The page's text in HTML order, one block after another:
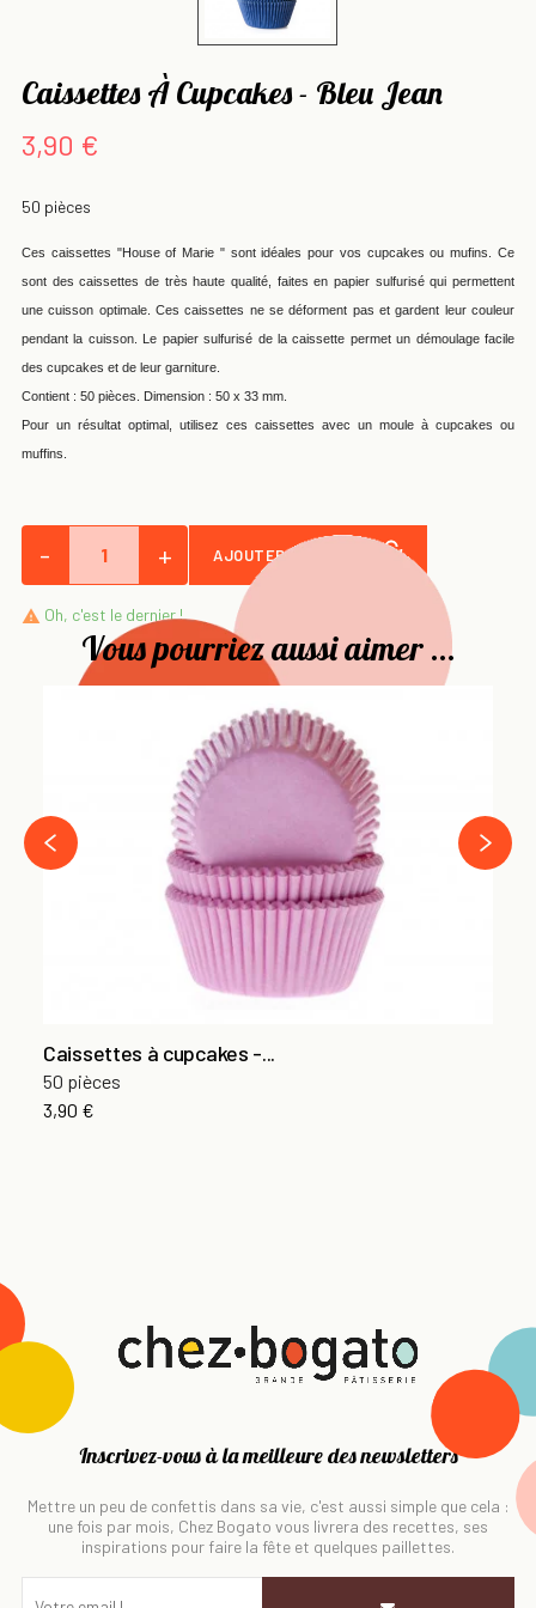
Caissettes À Cupcakes - Bleu Jean
3,90 €
50 pièces
Ces caissettes "House of Marie " sont idéales pour vos cupcakes ou mufins. Ce
sont des caissettes de très haute qualité, faites en papier sulfurisé qui permettent
une cuisson optimale. Ces caissettes ne se déforment pas et gardent leur couleur
pendant la cuisson. Le papier sulfurisé de la caissette permet un démoulage facile
des cupcakes et de leur garniture.
Contient : 50 pièces. Dimension : 50 x 33 mm.
Pour un résultat optimal, utilisez ces caissettes avec un moule à cupcakes ou
muffins.
- + AJOUTER AU PANIER
 Oh, c'est le dernier !
Vous pourriez aussi aimer ...
Caissettes à cupcakes -...
50 pièces
3,90 €
‹
›
Inscrivez-vous à la meilleure des newsletters
Mettre un peu de confettis dans sa vie, c'est aussi simple que cela :
une fois par mois, Chez Bogato vous livrera des recettes, ses
inspirations pour faire la fête et quelques paillettes.